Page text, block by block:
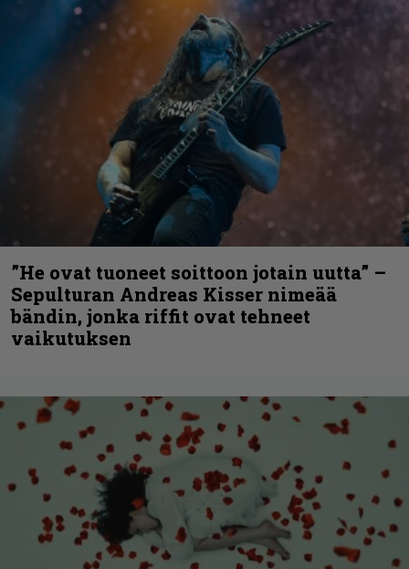
”He ovat tuoneet soittoon jotain uutta” –
Sepulturan Andreas Kisser nimeää
bändin, jonka riffit ovat tehneet
vaikutuksen